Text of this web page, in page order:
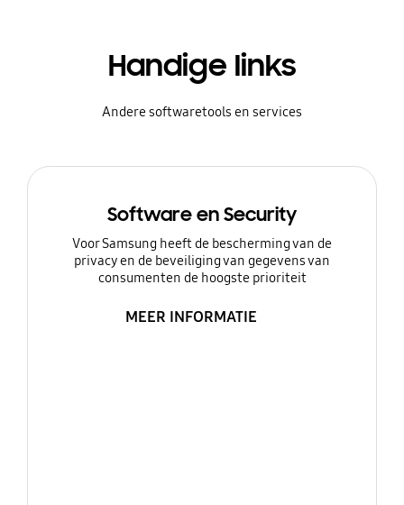
Handige links
Andere softwaretools en services
Software en Security
Voor Samsung heeft de bescherming van de
privacy en de beveiliging van gegevens van
consumenten de hoogste prioriteit
MEER INFORMATIE